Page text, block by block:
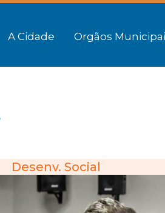
A Cidade Orgãos
Desenv. Social